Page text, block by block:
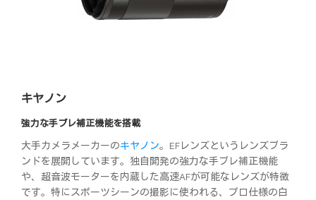
キヤノン
強力な手ブレ補正機能を搭載
大手カメラメーカーのキヤノン。EFレンズというレンズブラ
ンドを展開しています。独自開発の強力な手ブレ補正機能
や、超音波モーターを内蔵した高速AFが可能なレンズが特徴
です。特にスポーツシーンの撮影に使われる、プロ仕様の白